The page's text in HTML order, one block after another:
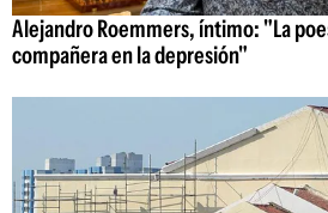
Alejandro Roemmers, íntimo: "La
compañera en la depresión"